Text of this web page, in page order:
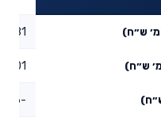
ש״ח) 1.81
ש״ח) 0.01
-0.66